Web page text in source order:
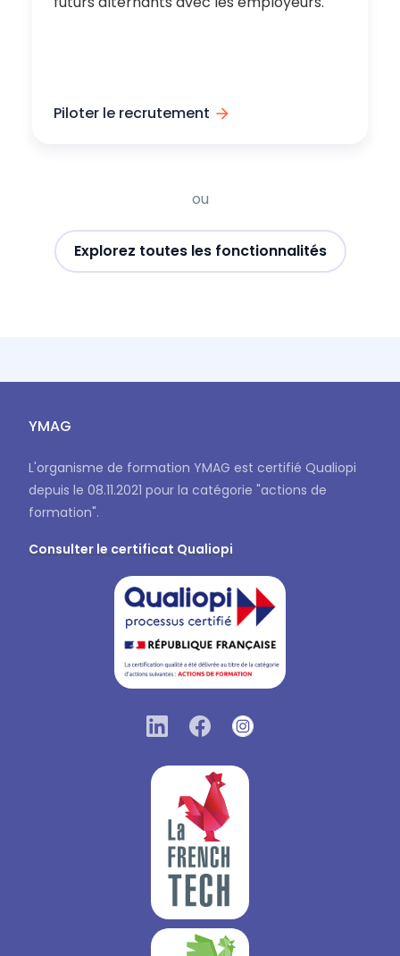
Piloter le recrutement
ou
Explorez toutes les fonctionnalités
YMAG
L'organisme de formation YMAG est certifié Qualiopi
depuis le 08.11.2021 pour la catégorie "actions de
formation".
Consulter le certificat Qualiopi